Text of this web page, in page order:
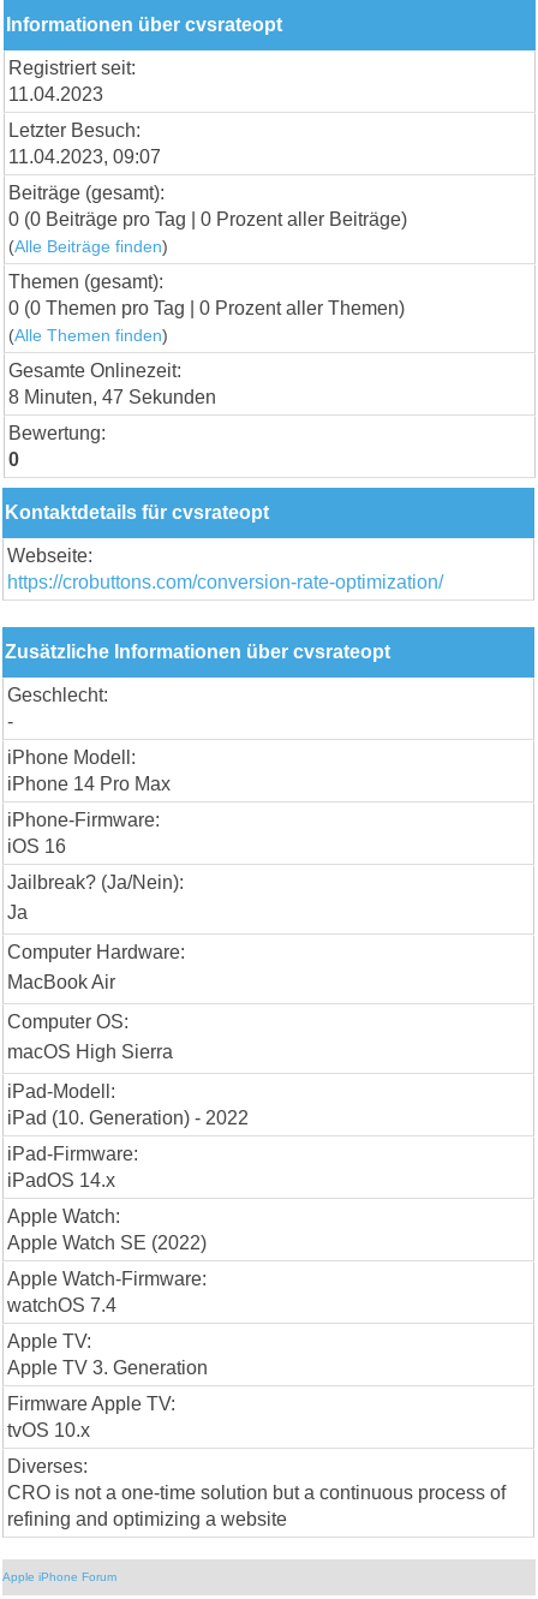
Informationen über cvsrateopt
Registriert seit:
11.04.2023
Letzter Besuch:
11.04.2023, 09:07
Beiträge (gesamt):
0 (0 Beiträge pro Tag | 0 Prozent aller Beiträge)
(Alle Beiträge finden)
Themen (gesamt):
0 (0 Themen pro Tag | 0 Prozent aller Themen)
(Alle Themen finden)
Gesamte Onlinezeit:
8 Minuten, 47 Sekunden
Bewertung:
0
Kontaktdetails für cvsrateopt
Webseite:
https://crobuttons.com/conversion-rate-optimization/
Zusätzliche Informationen über cvsrateopt
Geschlecht:
-
iPhone Modell:
iPhone 14 Pro Max
iPhone-Firmware:
iOS 16
Jailbreak? (Ja/Nein):
Ja
Computer Hardware:
MacBook Air
Computer OS:
macOS High Sierra
iPad-Modell:
iPad (10. Generation) - 2022
iPad-Firmware:
iPadOS 14.x
Apple Watch:
Apple Watch SE (2022)
Apple Watch-Firmware:
watchOS 7.4
Apple TV:
Apple TV 3. Generation
Firmware Apple TV:
tvOS 10.x
Diverses:
CRO is not a one-time solution but a continuous process of
refining and optimizing a website
Apple iPhone Forum